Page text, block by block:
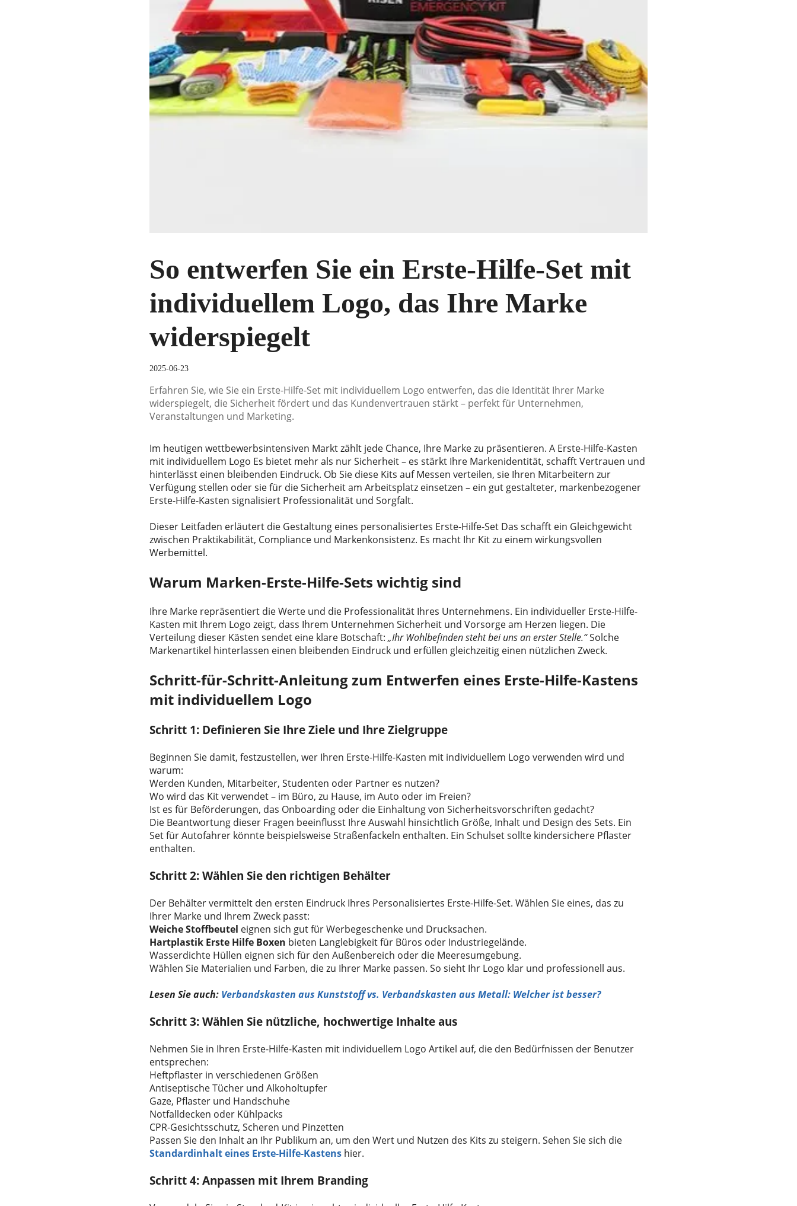
So entwerfen Sie ein Erste-Hilfe-Set mit
individuellem Logo, das Ihre Marke
widerspiegelt
2025-06-23
Erfahren Sie, wie Sie ein Erste-Hilfe-Set mit individuellem Logo entwerfen, das die Identität Ihrer Marke
widerspiegelt, die Sicherheit fördert und das Kundenvertrauen stärkt – perfekt für Unternehmen,
Veranstaltungen und Marketing.
Im heutigen wettbewerbsintensiven Markt zählt jede Chance, Ihre Marke zu präsentieren. A Erste-Hilfe-Kasten
mit individuellem Logo Es bietet mehr als nur Sicherheit – es stärkt Ihre Markenidentität, schafft Vertrauen und
hinterlässt einen bleibenden Eindruck. Ob Sie diese Kits auf Messen verteilen, sie Ihren Mitarbeitern zur
Verfügung stellen oder sie für die Sicherheit am Arbeitsplatz einsetzen – ein gut gestalteter, markenbezogener
Erste-Hilfe-Kasten signalisiert Professionalität und Sorgfalt.
Dieser Leitfaden erläutert die Gestaltung eines personalisiertes Erste-Hilfe-Set Das schafft ein Gleichgewicht
zwischen Praktikabilität, Compliance und Markenkonsistenz. Es macht Ihr Kit zu einem wirkungsvollen
Werbemittel.
Warum Marken-Erste-Hilfe-Sets wichtig sind
Ihre Marke repräsentiert die Werte und die Professionalität Ihres Unternehmens. Ein individueller Erste-Hilfe-
Kasten mit Ihrem Logo zeigt, dass Ihrem Unternehmen Sicherheit und Vorsorge am Herzen liegen. Die
Verteilung dieser Kästen sendet eine klare Botschaft: „Ihr Wohlbefinden steht bei uns an erster Stelle.“Solche
Markenartikel hinterlassen einen bleibenden Eindruck und erfüllen gleichzeitig einen nützlichen Zweck.
Schritt-für-Schritt-Anleitung zum Entwerfen eines Erste-Hilfe-Kastens
mit individuellem Logo
Schritt 1: Definieren Sie Ihre Ziele und Ihre Zielgruppe
Beginnen Sie damit, festzustellen, wer Ihren Erste-Hilfe-Kasten mit individuellem Logo verwenden wird und
warum:
Werden Kunden, Mitarbeiter, Studenten oder Partner es nutzen?
Wo wird das Kit verwendet – im Büro, zu Hause, im Auto oder im Freien?
Ist es für Beförderungen, das Onboarding oder die Einhaltung von Sicherheitsvorschriften gedacht?
Die Beantwortung dieser Fragen beeinflusst Ihre Auswahl hinsichtlich Größe, Inhalt und Design des Sets. Ein
Set für Autofahrer könnte beispielsweise Straßenfackeln enthalten. Ein Schulset sollte kindersichere Pflaster
enthalten.
Schritt 2: Wählen Sie den richtigen Behälter
Der Behälter vermittelt den ersten Eindruck Ihres Personalisiertes Erste-Hilfe-Set. Wählen Sie eines, das zu
Ihrer Marke und Ihrem Zweck passt:
Weiche Stoffbeutel eignen sich gut für Werbegeschenke und Drucksachen.
Hartplastik Erste Hilfe Boxen bieten Langlebigkeit für Büros oder Industriegelände.
Wasserdichte Hüllen eignen sich für den Außenbereich oder die Meeresumgebung.
Wählen Sie Materialien und Farben, die zu Ihrer Marke passen. So sieht Ihr Logo klar und professionell aus.
Lesen Sie auch: Verbandskasten aus Kunststoff vs. Verbandskasten aus Metall: Welcher ist besser?
Schritt 3: Wählen Sie nützliche, hochwertige Inhalte aus
Nehmen Sie in Ihren Erste-Hilfe-Kasten mit individuellem Logo Artikel auf, die den Bedürfnissen der Benutzer
entsprechen:
Heftpflaster in verschiedenen Größen
Antiseptische Tücher und Alkoholtupfer
Gaze, Pflaster und Handschuhe
Notfalldecken oder Kühlpacks
CPR-Gesichtsschutz, Scheren und Pinzetten
Passen Sie den Inhalt an Ihr Publikum an, um den Wert und Nutzen des Kits zu steigern. Sehen Sie sich die
Standardinhalt eines Erste-Hilfe-Kastens hier.
Schritt 4: Anpassen mit Ihrem Branding